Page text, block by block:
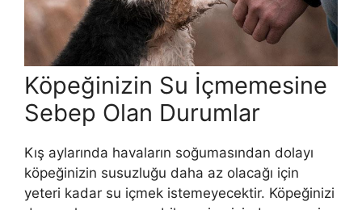
Köpeğinizin Su İçmemesine
Sebep Olan Durumlar
Kış aylarında havaların soğumasından dolayı
köpeğinizin susuzluğu daha az olacağı için
yeteri kadar su içmek istemeyecektir. Köpeğinizi